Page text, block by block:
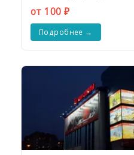
от 100 ₽
Подробнее →